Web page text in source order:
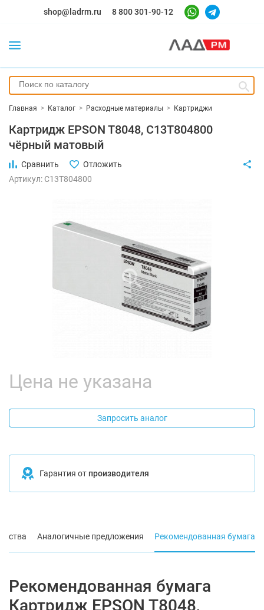
shop@ladrm.ru 8 800 301-90-12
Главная > Каталог > Расходные материалы > Картриджи
Картридж EPSON T8048, C13T804800
чёрный матовый
Сравнить
Отложить
Артикул: C13T804800
Цена не указана
Запросить аналог
Гарантия от производителя
Аналогичные предложения Рекомендованная бумага
Рекомендованная бумага
Картридж EPSON T8048,